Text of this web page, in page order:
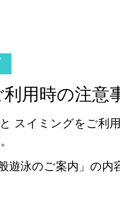
用時の注意
スイミングをご利
遊泳のご案内」の内